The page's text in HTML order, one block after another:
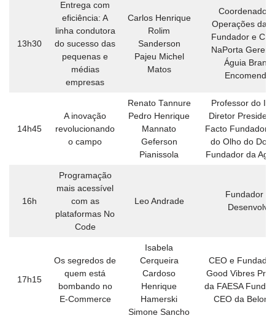
13h30
Entrega com
eficiência: A
linha condutora
do sucesso das
pequenas e
médias
empresas
Carlos Henrique
Rolim
Sanderson
Pajeu Michel
Matos
Coordenador
Operações da
Fundador e
NaPorta
Águia
Encomendas
14h45
A inovação
revolucionando
o campo
Renato Tannure
Pedro Henrique
Mannato
Geferson
Pianissola
Professor do
Diretor
Facto Fundador
do Olho do
Fundador da
16h
Programação
mais acessível
com as
plataformas No
Code
Leo Andrade
Fundador da
Desenvolvo
17h15
Os segredos de
quem está
bombando no
E-Commerce
Isabela
Cerqueira
Cardoso
Henrique
Hamerski
Simone Sancho
CEO e
Good Vibres
da FAESA
CEO da